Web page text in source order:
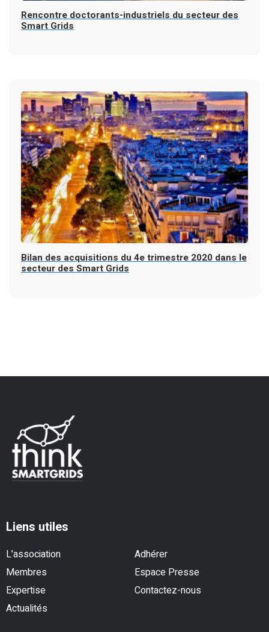
Rencontre doctorants-industriels du secteur des
Smart Grids
Bilan des acquisitions du 4e trimestre 2020 dans le
secteur des Smart Grids
Liens utiles
L’association
Adhérer
Membres
Espace Presse
Expertise
Contactez-nous
Actualités